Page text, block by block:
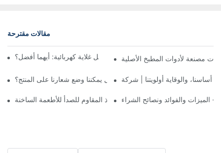
مقالات مقترحة
غلاية تعمل على موقد الحث مقابل غلاية كهربائية: أيهما أفضل؟
هل يمكننا وضع شعارنا على المنتج؟
سلامة صواني الفولاذ المقاوم للصدأ للأطعمة الساخنة- الميزات والفوائد ونصائح الشراء